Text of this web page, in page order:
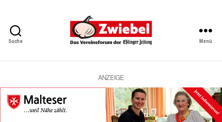
Suche
Vereinsforum
Eßlinger
Zeitung
Menü
ANZEIGE